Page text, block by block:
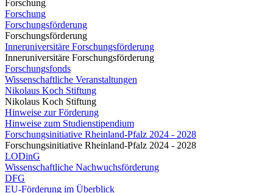
Forschung
Forschung
Forschungsförderung
Forschungsförderung
Inneruniversitäre Forschungsförderung
Inneruniversitäre Forschungsförderung
Forschungsfonds
Wissenschaftliche Veranstaltungen
Nikolaus Koch Stiftung
Nikolaus Koch Stiftung
Hinweise zur Förderung
Hinweise zum Studienstipendium
Forschungsinitiative Rheinland-Pfalz 2024 - 2028
Forschungsinitiative Rheinland-Pfalz 2024 - 2028
LODinG
Wissenschaftliche Nachwuchsförderung
DFG
EU-Förderung im Überblick